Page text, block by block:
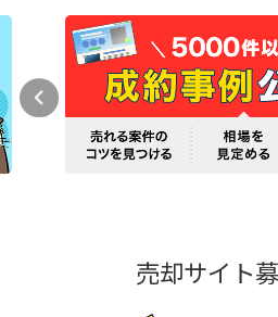
売却サイト